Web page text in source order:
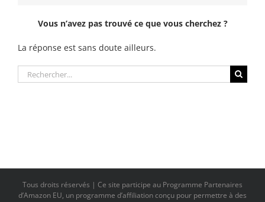
Vous n’avez pas trouvé ce que vous cherchez ?
La réponse est sans doute ailleurs.
Rechercher:
Tous droits réservés | Ce site participe au Programme Partenaires
d’Amazon EU, un programme d’affiliation conçu pour permettre à des